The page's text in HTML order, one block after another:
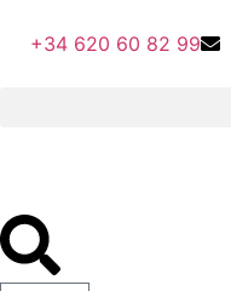
+34 620 60 82 99